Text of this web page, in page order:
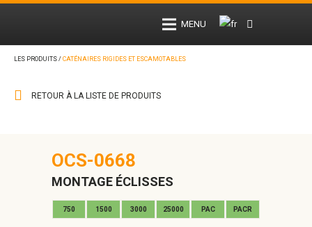
MENU
LES PRODUITS / CATÉNAIRES RIGIDES ET ESCAMOTABLES
RETOUR À LA LISTE DE PRODUITS
OCS-0668
MONTAGE ÉCLISSES
750 1500 3000 25000 PAC PACR